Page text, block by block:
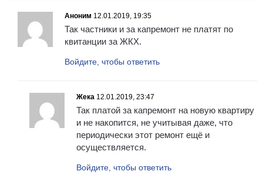
Аноним 12.01.2019, 19:35
Так частники и за капремонт не платят по
квитанции за ЖКХ.
Войдите, чтобы ответить
Жека 12.01.2019, 23:47
Так платой за капремонт на новую квартиру
и не накопится, не учитывая даже, что
периодически этот ремонт ещё и
осуществляется.
Войдите, чтобы ответить